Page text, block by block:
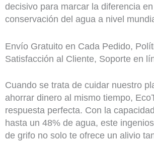
decisivo para marcar la diferencia
conservación del agua a nivel
Envío Gratuito en Cada Pedido,
Satisfacción al Cliente, Soporte en
Cuando se trata de cuidar nuestro
ahorrar dinero al mismo tiempo,
respuesta perfecta. Con la
hasta un 48% de agua, este
de grifo no solo te ofrece un alivio